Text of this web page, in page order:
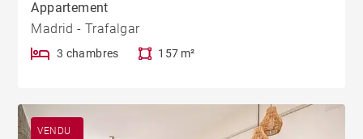
Appartement
Madrid - Trafalgar
3 chambres 157 m²
VENDU